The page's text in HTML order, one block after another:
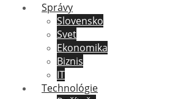
Správy
Slovensko
Svet
Ekonomika
Biznis
IT
Technológie